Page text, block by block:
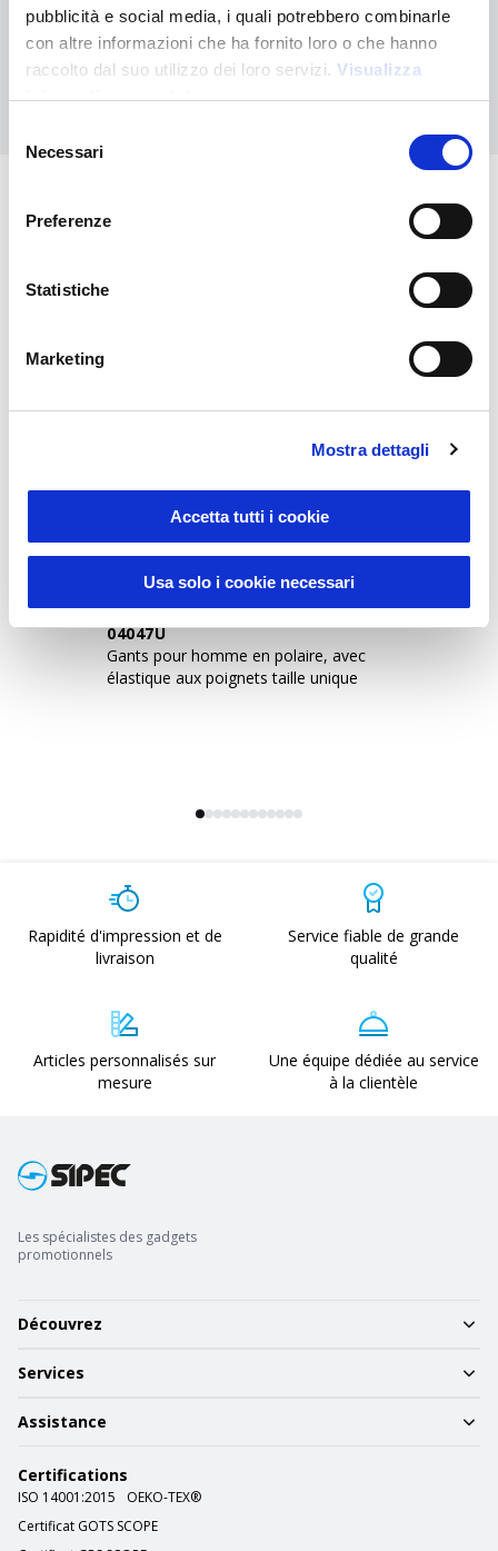
pubblicità e social media, i quali potrebbero combinarle
con altre informazioni che ha fornito loro o che hanno
raccolto dal suo utilizzo dei loro servizi. Visualizza
informativa completa
delNecessari
Preferenze
Statistiche
Marketing
Mostra dettagli
Accetta tutti i cookie
Usa solo i cookie necessari
Contactez-nous pour obtenir de l'aide ou demandez votre
commande personnalisée
Vous pourriez également être
04047U
Gants pour homme en polaire, avec
élastique aux poignets taille unique
Rapidité d'impression et de
livraison
Service fiable de grande
qualité
Articles personnalisés sur
mesure
Une équipe dédiée au service
à la clientèle
Les spécialistes des gadgets
promotionnels
Découvrez
Services
Assistance
Certifications
ISO 14001:2015
OEKO-TEX®
Certificat GOTS SCOPE